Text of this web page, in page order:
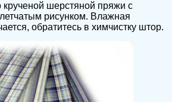
крученой шерстяной пряжи с
рисунком. Влажная
обратитесь в химчистку штор.